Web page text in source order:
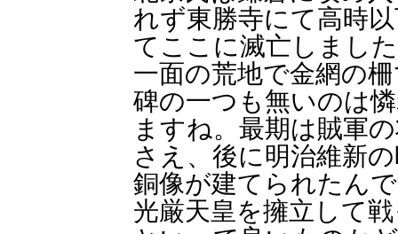
れず東勝寺にて高時
てここに滅亡しまし
一面の荒地で金網の
碑の一つも無いのは
ますね。最期は賊軍
さえ、後に明治維新
銅像が建てられたん
光厳天皇を擁立して